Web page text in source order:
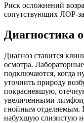
Риск осложнений
сопутствующих ЛОР-
Диагностика
Диагноз ставится
осмотра.
подключаются, когда
уточнить природу
покрасневшую,
увеличенными
гнойным отделяемым.
набухшую слизистую